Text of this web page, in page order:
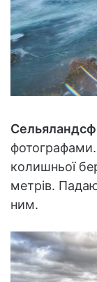
колишньої
метрів.
ним.